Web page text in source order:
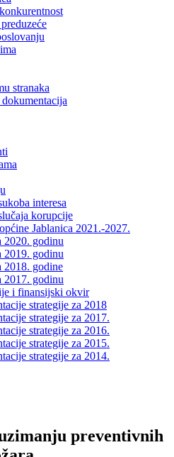
stranaka
interesa
korupcije
Jablanica 2021.-2027.
2020. godinu
2019. godinu
2018. godine
2017. godinu
i finansijski okvir
strategije za 2018
strategije za 2017.
strategije za 2016.
strategije za 2015.
strategije za 2014.
preventivnih